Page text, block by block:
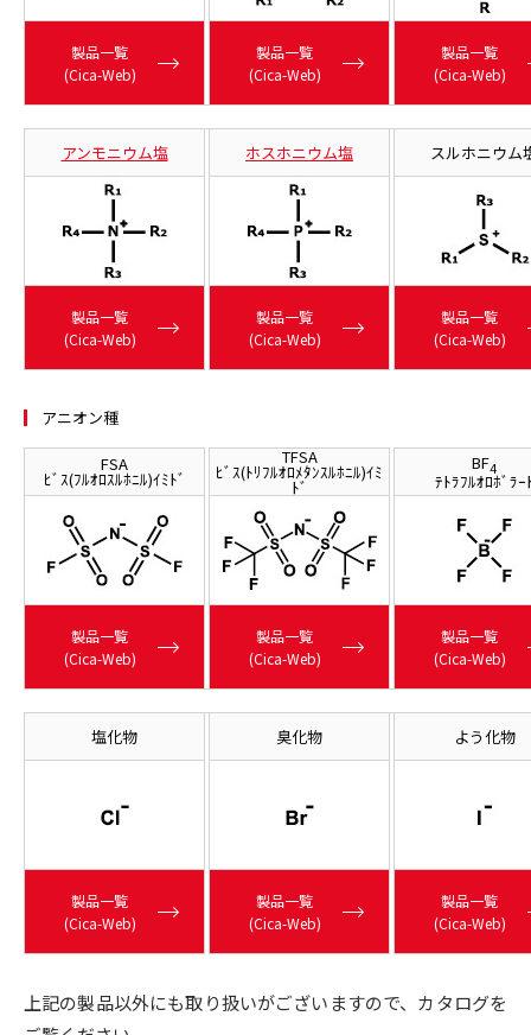
製品一覧
(Cica-Web)
製品一覧
(Cica-Web)
製品一覧
(Cica-Web)
アンモニウム塩 ホスホニウム塩 スルホニウム
製品一覧
(Cica-Web)
製品一覧
(Cica-Web)
製品一覧
(Cica-Web)
アニオン種
FSA
ﾋﾞｽ(ﾌﾙｵﾛｽﾙﾎﾆﾙ)ｲﾐﾄﾞ
TFSA
ﾋﾞｽ(ﾄﾘﾌﾙｵﾛﾒﾀﾝｽﾙﾎﾆﾙ)ｲﾐ
ﾄﾞ
BF4
ﾃﾄﾗﾌﾙｵﾛﾎﾞﾗｰ
製品一覧
(Cica-Web)
製品一覧
(Cica-Web)
製品一覧
(Cica-Web)
塩化物 臭化物 よう化物
製品一覧
(Cica-Web)
製品一覧
(Cica-Web)
製品一覧
(Cica-Web)
上記の製品以外にも取り扱いがございますので、カタログを